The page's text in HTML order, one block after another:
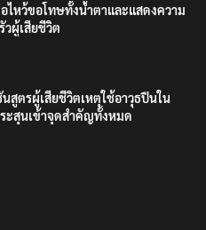
อไหว้ขอโทษทั้งน้ำตาและแสดงความ
วผู้เสียชีวิต
สูตรผู้เสียชีวิตเหตุใช้อาวุธปืนใน
ระสุนเข้าจุดสำคัญทั้งหมด